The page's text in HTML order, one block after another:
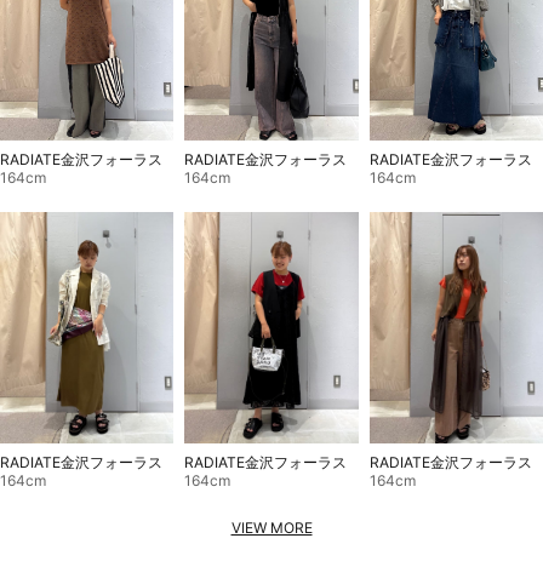
RADIATE金沢フォーラス
164cm
RADIATE金沢フォーラス
164cm
RADIATE金沢フォーラス
164cm
RADIATE金沢フォーラス
164cm
RADIATE金沢フォーラス
164cm
RADIATE金沢フォーラス
164cm
VIEW MORE